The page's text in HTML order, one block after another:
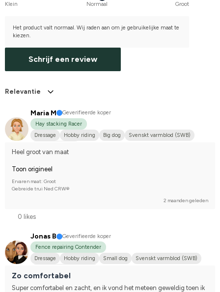
Klein Normaal Groot
Het product valt normaal. Wij raden aan om je gebruikelijke maat te
kiezen.
Schrijf een review
Relevantie
Maria M
Geverifieerde koper
Hay stacking Racer
Dressage
Hobby riding Big dog
Svenskt varmblod (SWB)
Heel groot van maat
Toon origineel
Ervaren maat: Groot
Gebreide trui Ned CRW®
2 maanden geleden
0 likes
Jonas B
Geverifieerde koper
Fence repairing Contender
Dressage
Hobby riding Small dog
Svenskt varmblod (SWB)
Zo comfortabel
Super comfortabel en zacht, en ik vond het meteen geweldig toen ik